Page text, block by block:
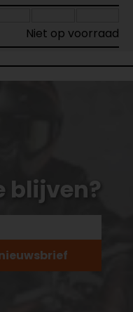
Niet op voorraad
blijven?